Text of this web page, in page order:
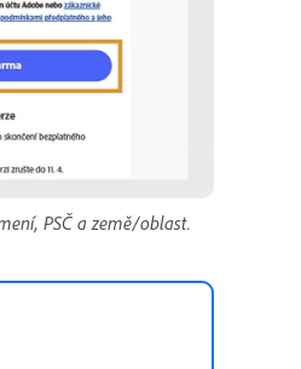
PSČ a země/oblast.